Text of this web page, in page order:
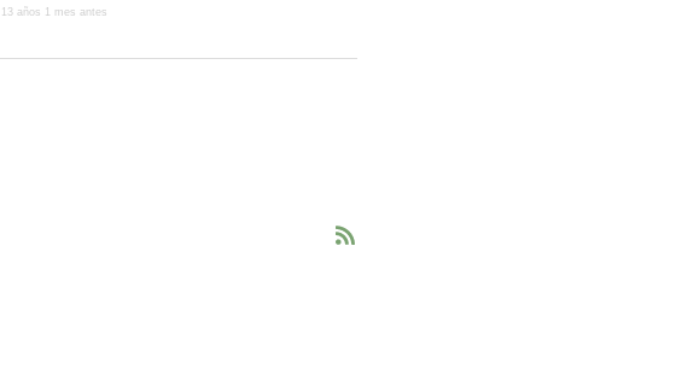
13 años 1 mes antes